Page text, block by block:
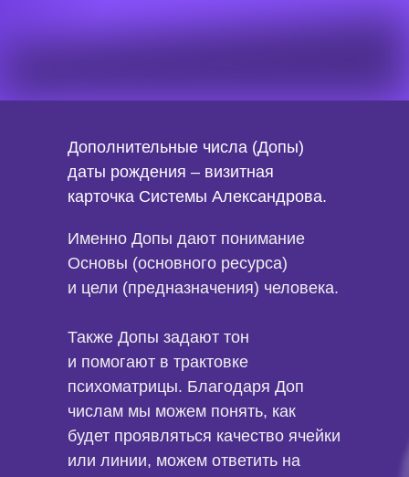
Дополнительные числа (Допы)
даты рождения – визитная
карточка Системы Александрова.
Именно Допы дают понимание
Основы (основного ресурса)
и цели (предназначения) человека.
Также Допы задают тон
и помогают в трактовке
психоматрицы. Благодаря Доп
числам мы можем понять, как
будет проявляться качество ячейки
или линии, можем ответить на